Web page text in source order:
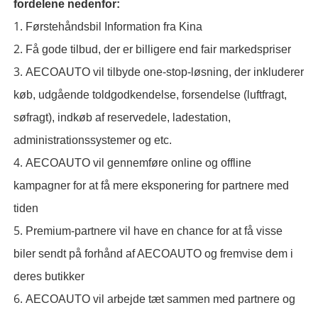
fordelene nedenfor:
1. Førstehåndsbil Information fra Kina
2. Få gode tilbud, der er billigere end fair markedspriser
3. AECOAUTO vil tilbyde one-stop-løsning, der inkluderer
køb, udgående toldgodkendelse, forsendelse (luftfragt,
søfragt), indkøb af reservedele, ladestation,
administrationssystemer og etc.
4. AECOAUTO vil gennemføre online og offline
kampagner for at få mere eksponering for partnere med
tiden
5. Premium-partnere vil have en chance for at få visse
biler sendt på forhånd af AECOAUTO og fremvise dem i
deres butikker
6. AECOAUTO vil arbejde tæt sammen med partnere og